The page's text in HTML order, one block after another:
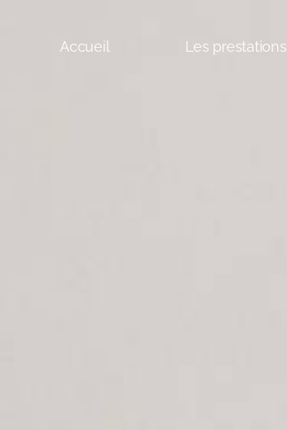
Accueil Les prestations